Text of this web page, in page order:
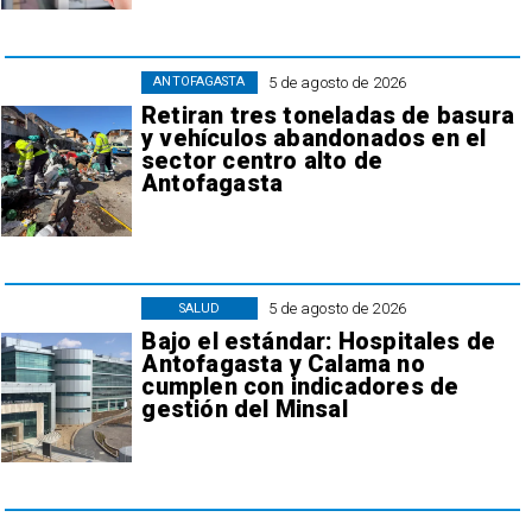
5 de agosto de 2026
Retiran tres toneladas de basura
y vehículos abandonados en el
sector centro alto de
Antofagasta
ANTOFAGASTA
5 de agosto de 2026
Bajo el estándar: Hospitales de
Antofagasta y Calama no
cumplen con indicadores de
gestión del Minsal
SALUD